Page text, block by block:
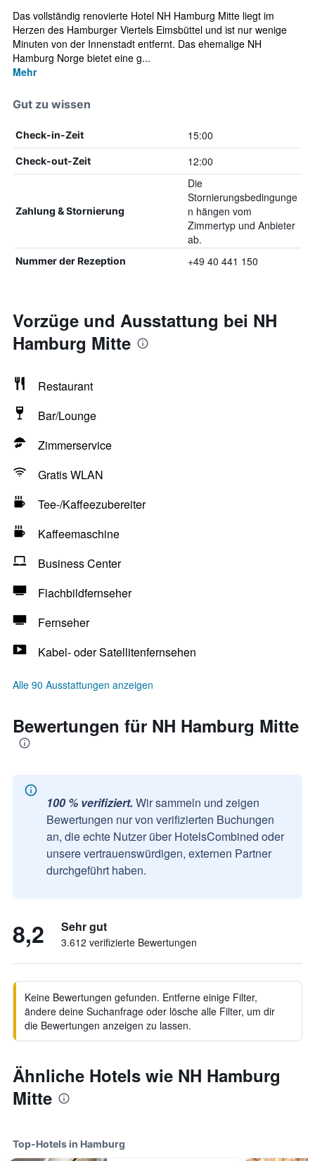
Das vollständig renovierte Hotel NH Hamburg Mitte liegt im
Herzen des Hamburger Viertels Eimsbüttel und ist nur wenige
Minuten von der Innenstadt entfernt. Das ehemalige NH
Hamburg Norge bietet eine g...
Mehr
Gut zu wissen
Check-in-Zeit 15:00
Check-out-Zeit 12:00
Zahlung & Stornierung
Die
Stornierungsbedingunge
n hängen vom
Zimmertyp und Anbieter
ab.
Nummer der Rezeption +49 40 441 150
Vorzüge und Ausstattung bei NH
Hamburg Mitte
Restaurant
Bar/Lounge
Zimmerservice
Gratis WLAN
Tee-/Kaffeezubereiter
Kaffeemaschine
Business Center
Flachbildfernseher
Fernseher
Kabel- oder Satellitenfernsehen
Alle 90 Ausstattungen anzeigen
Bewertungen für NH Hamburg Mitte
100 % verifiziert. Wir sammeln und zeigen
Bewertungen nur von verifizierten Buchungen
an, die echte Nutzer über HotelsCombined oder
unsere vertrauenswürdigen, externen Partner
durchgeführt haben.
8,2 Sehr gut
3.612 verifizierte Bewertungen
Keine Bewertungen gefunden. Entferne einige Filter,
ändere deine Suchanfrage oder lösche alle Filter, um dir
die Bewertungen anzeigen zu lassen.
Ähnliche Hotels wie NH Hamburg
Mitte
Top-Hotels in Hamburg